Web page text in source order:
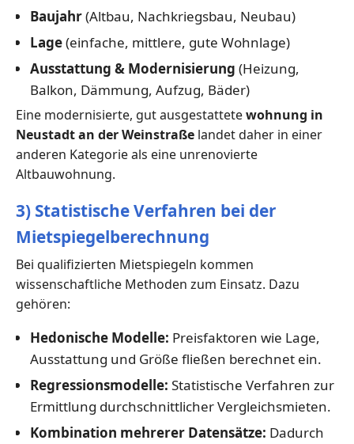
Baujahr(Altbau, Nachkriegsbau, Neubau)
Lage(einfache, mittlere, gute Wohnlage)
Ausstattung & Modernisierung (Heizung,
Balkon, Dämmung, Aufzug, Bäder)
Eine modernisierte, gut ausgestattetewohnung in
Neustadt an der Weinstraße landet daher in einer
anderen Kategorie als eine unrenovierte
Altbauwohnung.
3) Statistische Verfahren bei der
Mietspiegelberechnung
Bei qualifizierten Mietspiegeln kommen
wissenschaftliche Methoden zum Einsatz. Dazu
gehören:
Hedonische Modelle: Preisfaktoren wie Lage,
Ausstattung und Größe fließen berechnet ein.
Regressionsmodelle: Statistische Verfahren zur
Ermittlung durchschnittlicher Vergleichsmieten.
Kombination mehrerer Datensätze: Dadurch